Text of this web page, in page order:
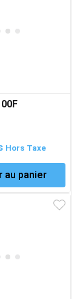
Hors Taxe
au panier